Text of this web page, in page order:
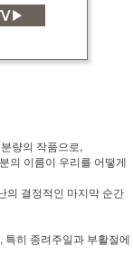
량의 작품으로,
의 이름이 우리를 어떻게
의 결정적인 마지막 순간
특히 종려주일과 부활절에